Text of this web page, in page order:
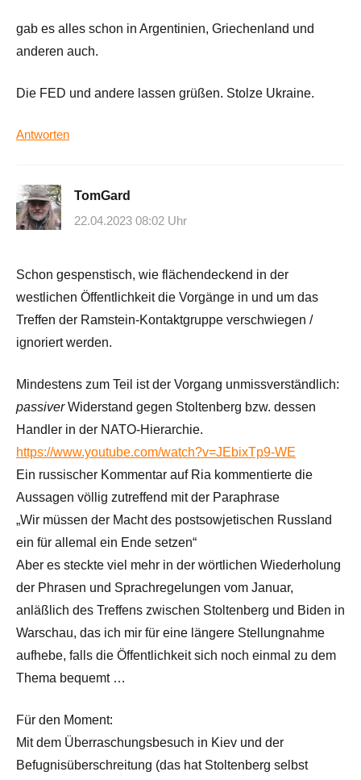
gab es alles schon in Argentinien, Griechenland und
anderen auch.
Die FED und andere lassen grüßen. Stolze Ukraine.
Antworten
TomGard
22.04.2023 08:02 Uhr
Schon gespenstisch, wie flächendeckend in der
westlichen Öffentlichkeit die Vorgänge in und um das
Treffen der Ramstein-Kontaktgruppe verschwiegen /
ignoriert werden.
Mindestens zum Teil ist der Vorgang unmissverständlich:
passiverWiderstand gegen Stoltenberg bzw. dessen
Handler in der NATO-Hierarchie.
https://www.youtube.com/watch?v=JEbixTp9-WE
Ein russischer Kommentar auf Ria kommentierte die
Aussagen völlig zutreffend mit der Paraphrase
„Wir müssen der Macht des postsowjetischen Russland
ein für allemal ein Ende setzen“
Aber es steckte viel mehr in der wörtlichen Wiederholung
der Phrasen und Sprachregelungen vom Januar,
anläßlich des Treffens zwischen Stoltenberg und Biden in
Warschau, das ich mir für eine längere Stellungnahme
aufhebe, falls die Öffentlichkeit sich noch einmal zu dem
Thema bequemt …
Für den Moment:
Mit dem Überraschungsbesuch in Kiev und der
Befugnisüberschreitung (das hat Stoltenberg selbst